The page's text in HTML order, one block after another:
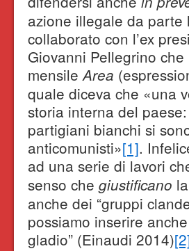
azione illegale da
collaborato con l’ex
Giovanni Pellegrino
mensileArea
quale diceva che «una
storia interna del
partigiani bianchi si
anticomunisti»[1].
ad una serie di lavori
senso che giustificano
anche dei “gruppi
possiamo inserire
gladio” (Einaudi 2014)